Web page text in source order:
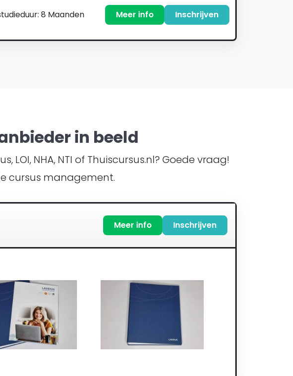
8 Maanden Meer info Inschrijven
in beeld
NHA, NTI of Thuiscursus.nl? Goede vraag!
cursus management.
Meer info Inschrijven